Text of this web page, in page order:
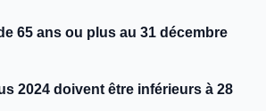
65 ans ou plus au 31 décembre
2024 doivent être inférieurs à 28